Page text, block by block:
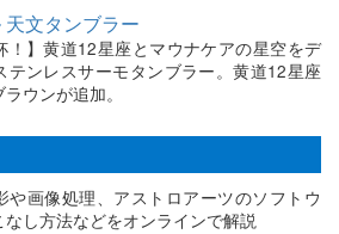
文タンブラー
！】黄道12星座とマウナケアの星空をデ
テンレスサーモタンブラー。黄道12星座
ウンが追加。
や画像処理、アストロアーツのソフトウ
なし方法などをオンラインで解説